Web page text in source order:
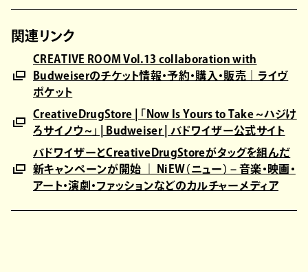
関連リンク
CREATIVE ROOM Vol.13 collaboration with
Budweiserのチケット情報・予約・購入・販売｜ライヴ
ポケット
CreativeDrugStore | 「Now Is Yours to Take ~ハジけ
ろサイノウ~」 | Budweiser | バドワイザー公式サイト
バドワイザーとCreativeDrugStoreがタッグを組んだ
新キャンペーンが開始 ｜ NiEW（ニュー） – 音楽・映画・
アート・演劇・ファッションなどのカルチャーメディア